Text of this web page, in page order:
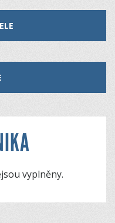
vyplněny.